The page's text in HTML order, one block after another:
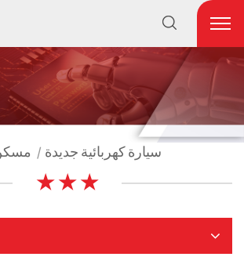
| سيارة كهربائية جديدة
★ ★ ★